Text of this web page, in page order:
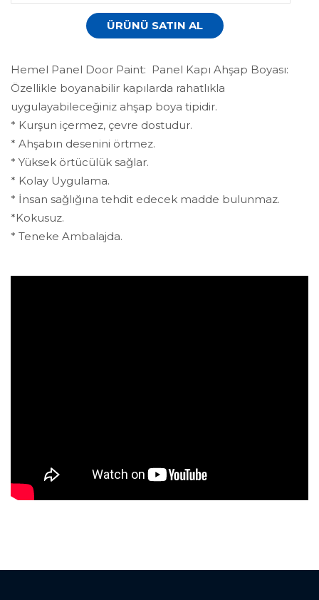
ÜRÜNÜ SATIN AL
Hemel Panel Door Paint: Panel Kapı Ahşap Boyası:
Özellikle boyanabilir kapılarda rahatlıkla
uygulayabileceğiniz ahşap boya tipidir.
* Kurşun içermez, çevre dostudur.
* Ahşabın desenini örtmez.
* Yüksek örtücülük sağlar.
* Kolay Uygulama.
* İnsan sağlığına tehdit edecek madde bulunmaz.
*Kokusuz.
* Teneke Ambalajda.